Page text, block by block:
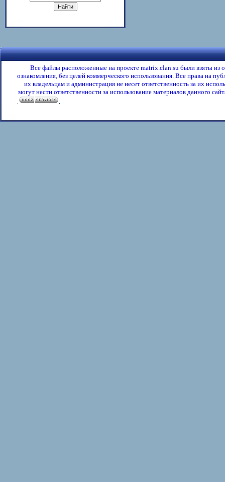
Все файлы расположенные на проекте matrix.clan.su были взяты из
ознакомления, без целей коммерческого использования. Все права на
их владельцам и администрация не несет ответственность за их
могут нести ответственности за использование материалов данного